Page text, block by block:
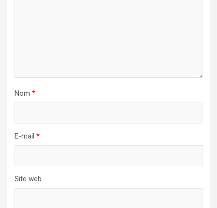
Nom *
E-mail *
Site web